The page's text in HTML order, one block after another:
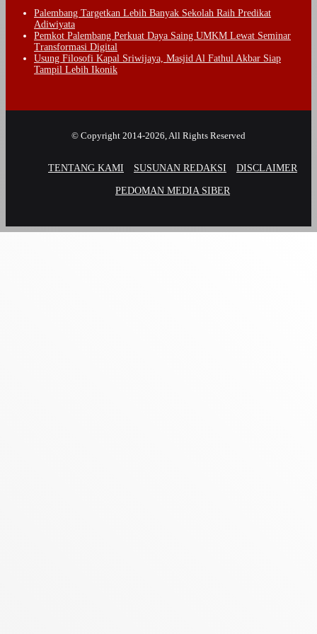
Palembang Targetkan Lebih Banyak Sekolah Raih Predikat
Adiwiyata
Pemkot Palembang Perkuat Daya Saing UMKM Lewat Seminar
Transformasi Digital
Usung Filosofi Kapal Sriwijaya, Masjid Al Fathul Akbar Siap
Tampil Lebih Ikonik
© Copyright 2014-2026, All Rights Reserved
TENTANG KAMI SUSUNAN REDAKSI DISCLAIMER
PEDOMAN MEDIA SIBER